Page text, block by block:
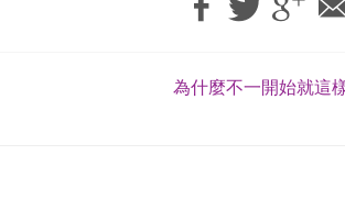
為什麼不一開始就這